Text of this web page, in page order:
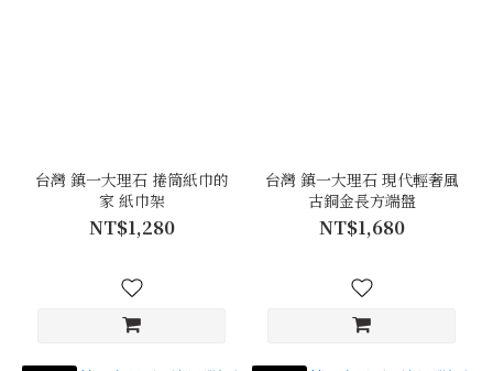
台灣 鎮一大理石 捲筒紙巾的
家 紙巾架
NT$1,280
台灣 鎮一大理石 現代輕奢風
古銅金長方端盤
NT$1,680